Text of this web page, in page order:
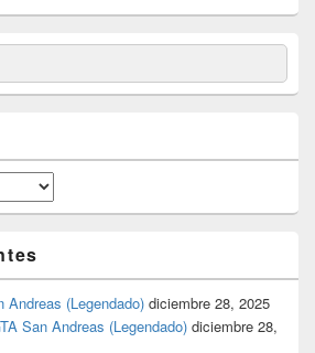
Andreas (Legendado) diciembre 28, 2025
San Andreas (Legendado) diciembre 28,